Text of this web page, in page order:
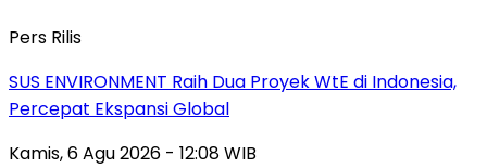
Pers Rilis
SUS ENVIRONMENT Raih Dua Proyek WtE di Indonesia,
Percepat Ekspansi Global
Kamis, 6 Agu 2026 - 12:08 WIB